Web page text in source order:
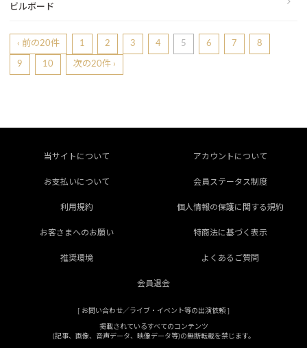
ビルボード
‹ 前の20件 1 2 3 4 5 6 7 8
9 10 次の20件 ›
当サイトについて アカウントについて
お支払いについて 会員ステータス制度
利用規約 個人情報の保護に関する規約
お客さまへのお願い 特商法に基づく表示
推奨環境 よくあるご質問
会員退会
[ お問い合わせ／ライブ・イベント等の出演依頼 ]
掲載されているすべてのコンテンツ
(記事、画像、音声データ、映像データ等)の無断転載を禁じます。